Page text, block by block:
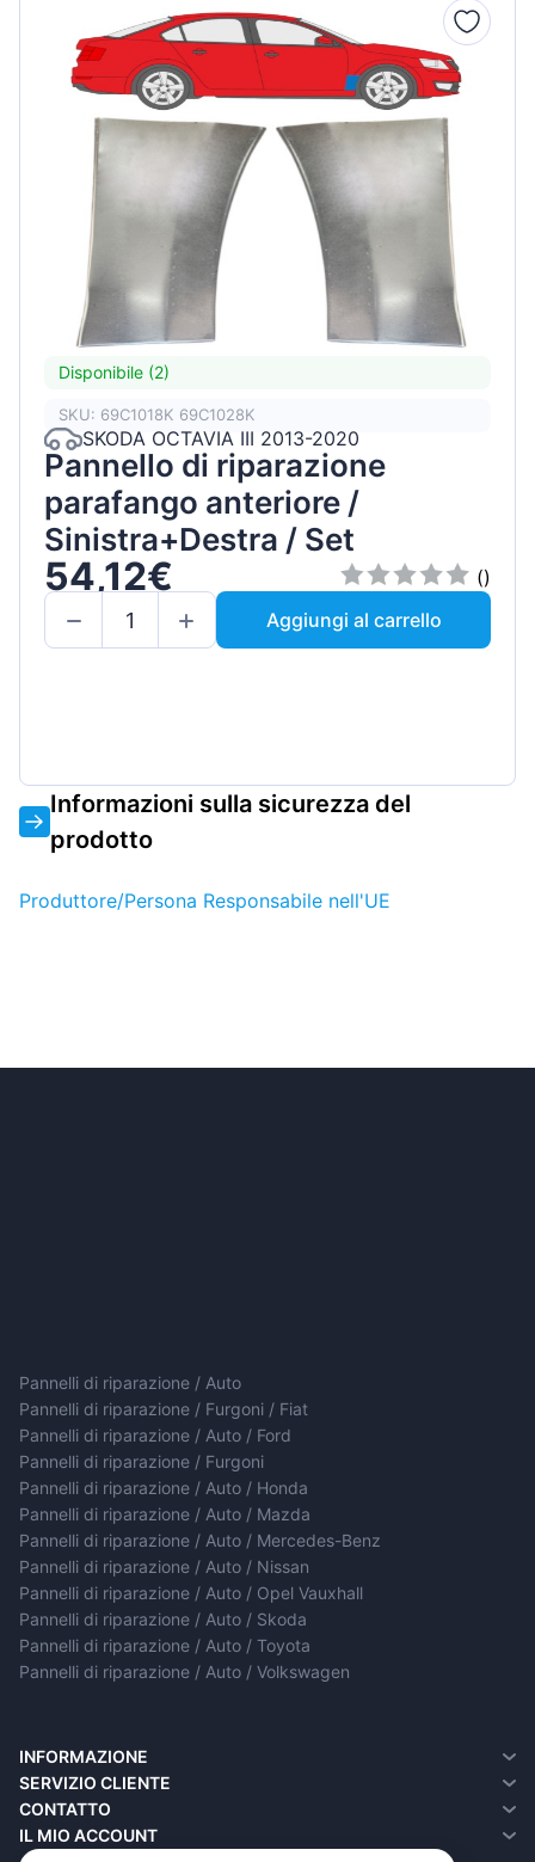
Disponibile (2)
SKU: 69C1018K 69C1028K
SKODA OCTAVIA III 2013-2020
Pannello di riparazione
parafango anteriore /
Sinistra+Destra / Set
54,12€
()
Aggiungi al carrello
Informazioni sulla sicurezza del
prodotto
Produttore/Persona Responsabile nell'UE
Pannelli di riparazione / Auto
Pannelli di riparazione / Furgoni / Fiat
Pannelli di riparazione / Auto / Ford
Pannelli di riparazione / Furgoni
Pannelli di riparazione / Auto / Honda
Pannelli di riparazione / Auto / Mazda
Pannelli di riparazione / Auto / Mercedes-Benz
Pannelli di riparazione / Auto / Nissan
Pannelli di riparazione / Auto / Opel Vauxhall
Pannelli di riparazione / Auto / Skoda
Pannelli di riparazione / Auto / Toyota
Pannelli di riparazione / Auto / Volkswagen
INFORMAZIONE
Chi siamo
Informazioni sulla consegna
Informativa sulla privacy
SERVIZIO CLIENTE
Contatto
Resi
CONTATTO
IL MIO ACCOUNT